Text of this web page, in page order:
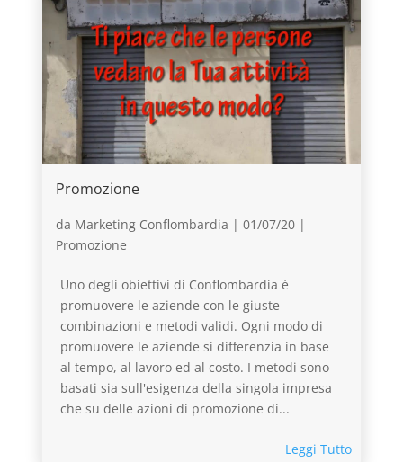
Promozione
da Marketing Conflombardia | 01/07/20|
Promozione
Uno degli obiettivi di Conflombardia è
promuovere le aziende con le giuste
combinazioni e metodi validi. Ogni modo di
promuovere le aziende si differenzia in base
al tempo, al lavoro ed al costo. I metodi sono
basati sia sull'esigenza della singola impresa
che su delle azioni di promozione di...
Leggi Tutto